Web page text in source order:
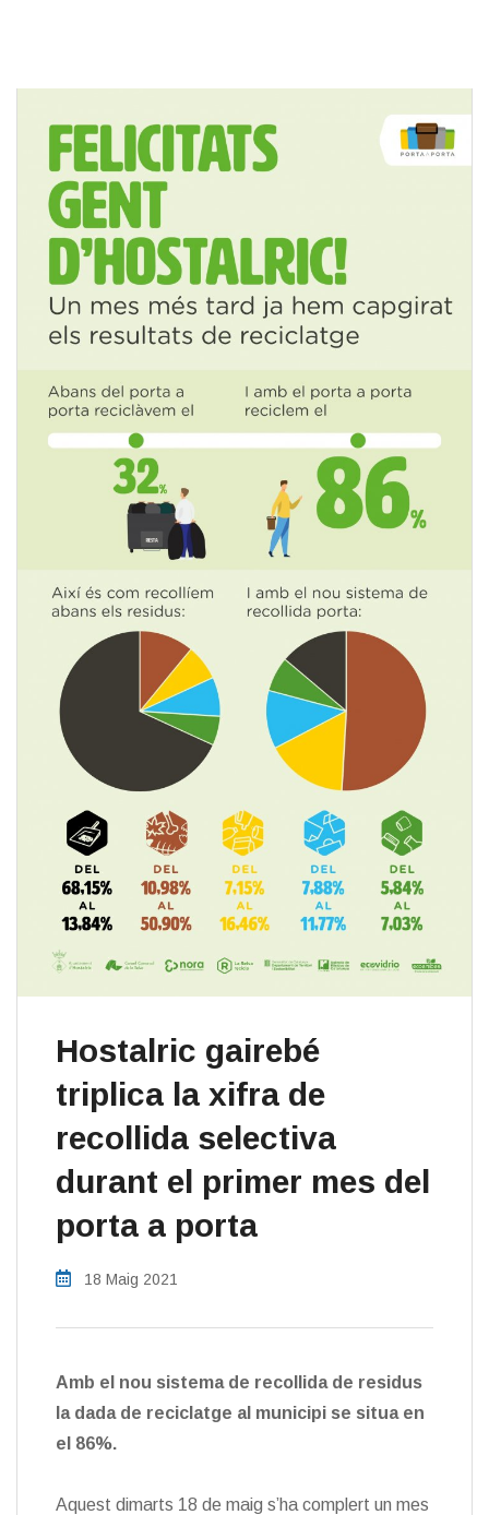
Hostalric gairebé
triplica la xifra de
recollida selectiva
durant el primer mes del
porta a porta
18 Maig 2021
Amb el nou sistema de recollida de residus
la dada de reciclatge al municipi se situa en
el 86%.
Aquest dimarts 18 de maig s’ha complert un mes